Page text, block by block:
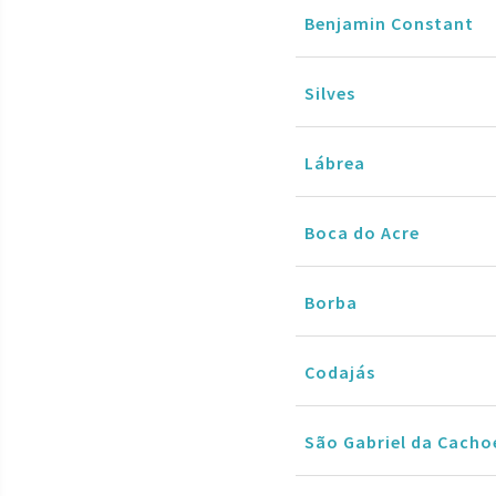
Benjamin Constant
Silves
Lábrea
Boca do Acre
Borba
Codajás
São Gabriel da